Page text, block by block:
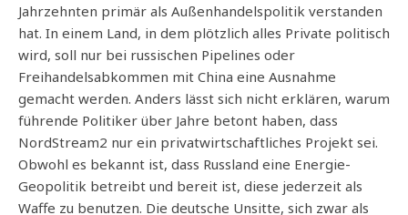
Jahrzehnten primär als Außenhandelspolitik verstanden
hat. In einem Land, in dem plötzlich alles Private politisch
wird, soll nur bei russischen Pipelines oder
Freihandelsabkommen mit China eine Ausnahme
gemacht werden. Anders lässt sich nicht erklären, warum
führende Politiker über Jahre betont haben, dass
NordStream2 nur ein privatwirtschaftliches Projekt sei.
Obwohl es bekannt ist, dass Russland eine Energie-
Geopolitik betreibt und bereit ist, diese jederzeit als
Waffe zu benutzen. Die deutsche Unsitte, sich zwar als